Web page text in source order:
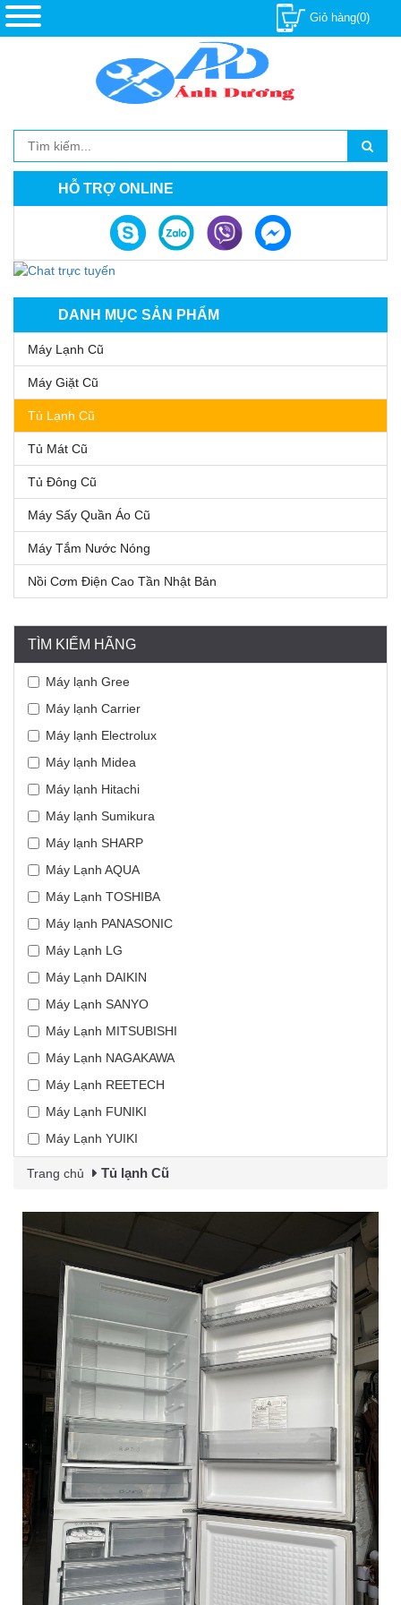
Giỏ hàng(0)
HỖ TRỢ ONLINE
DANH MỤC SẢN PHẨM
Máy Lạnh Cũ
Máy Giặt Cũ
Tủ Lạnh Cũ
Tủ Mát Cũ
Tủ Đông Cũ
Máy Sấy Quần Áo Cũ
Máy Tắm Nước Nóng
Nồi Cơm Điện Cao Tần Nhật Bản
TÌM KIẾM HÃNG
Máy lạnh Gree
Máy lạnh Carrier
Máy lạnh Electrolux
Máy lạnh Midea
Máy lạnh Hitachi
Máy lạnh Sumikura
Máy lạnh SHARP
Máy Lạnh AQUA
Máy Lạnh TOSHIBA
Máy lạnh PANASONIC
Máy Lạnh LG
Máy Lạnh DAIKIN
Máy Lạnh SANYO
Máy Lạnh MITSUBISHI
Máy Lạnh NAGAKAWA
Máy Lạnh REETECH
Máy Lạnh FUNIKI
Máy Lạnh YUIKI
Trang chủ Tủ lạnh Cũ